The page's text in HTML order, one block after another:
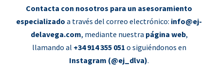
Contacta con nosotros para un asesoramiento
especializado a través del correo electrónico: info@ej-
delavega.com, mediante nuestra página web,
llamando al +34 914 355 051 o siguiéndonos en
Instagram (@ej_dlva).